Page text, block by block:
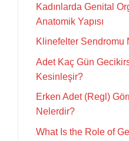
Kadınlarda Genital
Anatomik Yapısı
Klinefelter Sendromu
Adet Kaç Gün
Kesinleşir?
Erken Adet (Regl)
Nelerdir?
What Is the Role of